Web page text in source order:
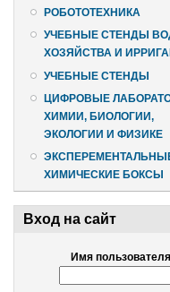
РОБОТОТЕХНИКА
УЧЕБНЫЕ СТЕНДЫ
ХОЗЯЙСТВА И
УЧЕБНЫЕ СТЕНДЫ
ЦИФРОВЫЕ
ХИМИИ, БИОЛОГИИ,
ЭКОЛОГИИ И ФИЗИКЕ
ХИМИЧЕСКИЕ БОКСЫ
Вход на сайт
Имя пользователя